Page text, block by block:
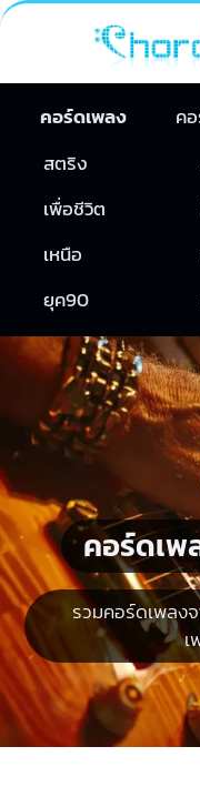
คอร์ดเพลง ค
สตริง
เพื่อชีวิต
เหนือ
ยุค90
คอร์ดเพ
รวมคอร์ดเพลง
เ